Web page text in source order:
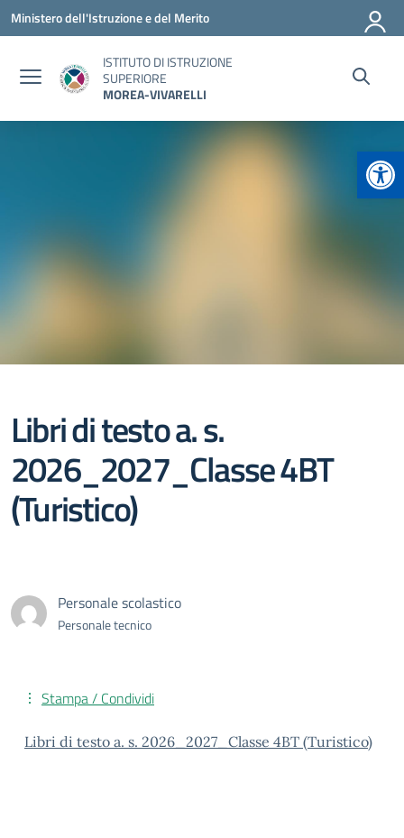
Vai ai contenuti
Vai al menu di navigazione
Vai al footer
Ministero dell'Istruzione e del Merito
ISTITUTO DI ISTRUZIONE
SUPERIORE
MOREA-VIVARELLI
Libri di testo a. s.
2026_2027_Classe 4BT
(Turistico)
Personale scolastico
Personale tecnico
Stampa / Condividi
Libri di testo a. s. 2026_2027_Classe 4BT (Turistico)